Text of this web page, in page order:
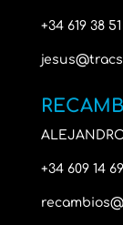
+34 619 38
+34 609 14